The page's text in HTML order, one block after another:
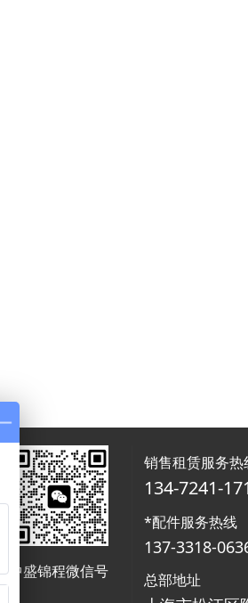
中盛锦程微信号
销售租赁服务热
134-7241-
*配件服务热线
137-3318-
总部地址